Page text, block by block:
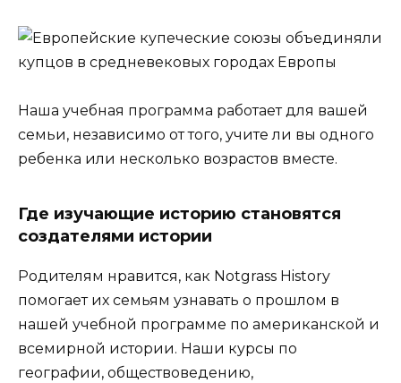
Наша учебная программа работает для вашей
семьи, независимо от того, учите ли вы одного
ребенка или несколько возрастов вместе.
Где изучающие историю становятся
создателями истории
Родителям нравится, как Notgrass History
помогает их семьям узнавать о прошлом в
нашей учебной программе по американской и
всемирной истории. Наши курсы по
географии, обществоведению,